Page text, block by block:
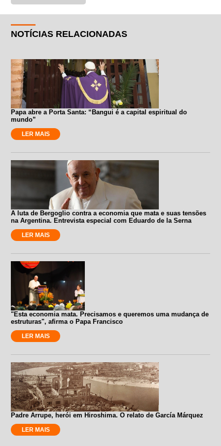
NOTÍCIAS RELACIONADAS
Papa abre a Porta Santa: “Bangui é a capital espiritual do
mundo”
LER MAIS
A luta de Bergoglio contra a economia que mata e suas tensões
na Argentina. Entrevista especial com Eduardo de la Serna
LER MAIS
"Esta economia mata. Precisamos e queremos uma mudança de
estruturas", afirma o Papa Francisco
LER MAIS
Padre Arrupe, herói em Hiroshima. O relato de García Márquez
LER MAIS